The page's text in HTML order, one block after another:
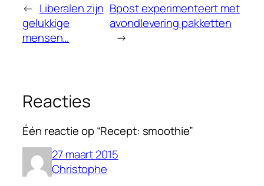
← Liberalen zijn
gelukkige
mensen…
Bpost experimenteert met
avondlevering pakketten
→
Reacties
Één reactie op “Recept: smoothie”
27 maart 2015
Christophe